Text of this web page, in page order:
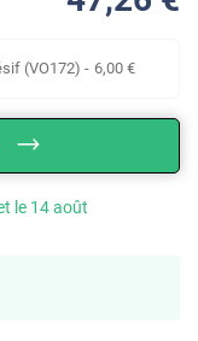
(VO172) - 6,00 €
le 14 août